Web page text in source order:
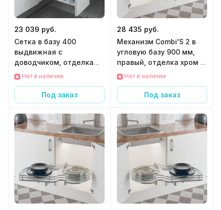
23 039 руб.
Сетка в базу 400
выдвижная с
доводчиком, отделка
хром + белый
Нет в наличии
Под заказ
28 435 руб.
Механизм Combi'S 2 в
угловую базу 900 мм,
правый, отделка хром +
белый
Нет в наличии
Под заказ